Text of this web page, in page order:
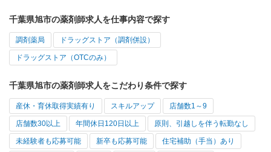
千葉県旭市の薬剤師求人を仕事内容で探す
調剤薬局 ドラッグストア（調剤併設）
ドラッグストア（OTCのみ）
千葉県旭市の薬剤師求人をこだわり条件で探す
産休・育休取得実績有り スキルアップ 店舗数1～9
店舗数30以上 年間休日120日以上 原則、引越しを伴う転勤なし
未経験者も応募可能 新卒も応募可能 住宅補助（手当）あり